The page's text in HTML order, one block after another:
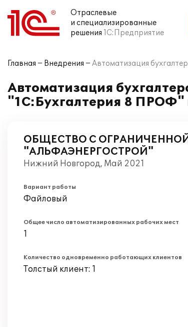
Отраслевые
и специализированные
решения 1С:Предприятие
Главная Внедрения Автоматизация
Автоматизация
"1С:Бухгалтерия 8
ОБЩЕСТВО С
"АЛЬФАЭНЕРГОСТРОЙ"
Нижний Новгород, Май 2021
Вариант работы
Файловый
Общее число автоматизированных рабочих мест
1
Количество одновременно работающих клиентов
Толстый клиент: 1